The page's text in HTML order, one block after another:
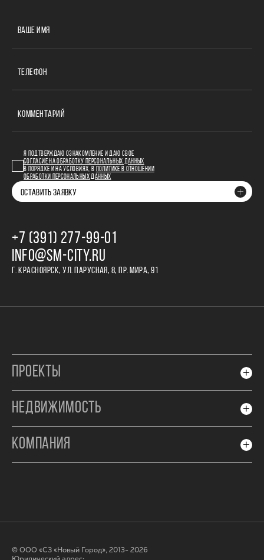
ВАШЕ ИМЯ
ТЕЛЕФОН
КОММЕНТАРИЙ
Я ПОДТВЕРЖДАЮ ОЗНАКОМЛЕНИЕ И ДАЮ СВОЕ
СОГЛАСИЕ НА ОБРАБОТКУ ПЕРСОНАЛЬНЫХ ДАННЫХ
В ПОРЯДКЕ И НА УСЛОВИЯХ, В
ПОЛИТИКЕ В ОТНОШЕНИИ
ОБРАБОТКИ ПЕРСОНАЛЬНЫХ ДАННЫХ
ОСТАВИТЬ ЗАЯВКУ
+7 (391) 277‒99‒01
INFO@SM-CITY.RU
Г. КРАСНОЯРСК, УЛ. ПАРУСНАЯ, 8, ПР. МИРА, 91
ПРОЕКТЫ
НЕДВИЖИМОСТЬ
КОМПАНИЯ
© ООО «СЗ «Новый Город», 2013- 2026